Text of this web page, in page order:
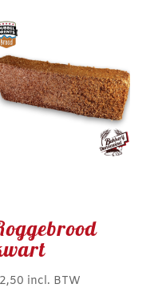
2,50 incl. BTW